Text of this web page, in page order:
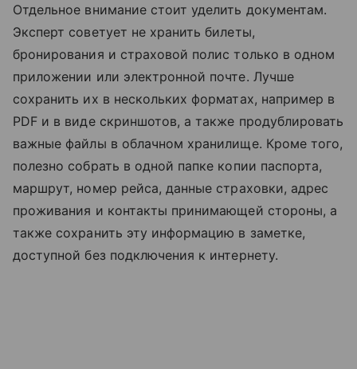
Отдельное внимание стоит уделить документам.
Эксперт советует не хранить билеты,
бронирования и страховой полис только в одном
приложении или электронной почте. Лучше
сохранить их в нескольких форматах, например в
PDF и в виде скриншотов, а также продублировать
важные файлы в облачном хранилище. Кроме того,
полезно собрать в одной папке копии паспорта,
маршрут, номер рейса, данные страховки, адрес
проживания и контакты принимающей стороны, а
также сохранить эту информацию в заметке,
доступной без подключения к интернету.